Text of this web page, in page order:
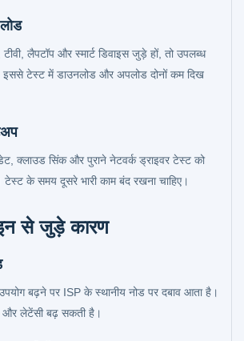
लैपटॉप और स्मार्ट डिवाइस जुड़े हों, तो उपलब्ध
इससे टेस्ट में डाउनलोड और अपलोड दोनों कम दिख
क्लाउड सिंक और पुराने नेटवर्क ड्राइवर टेस्ट को
के समय दूसरे भारी काम बंद रखना चाहिए।
से जुड़े कारण
बढ़ने पर ISP के स्थानीय नोड पर दबाव आता है।
लेटेंसी बढ़ सकती है।